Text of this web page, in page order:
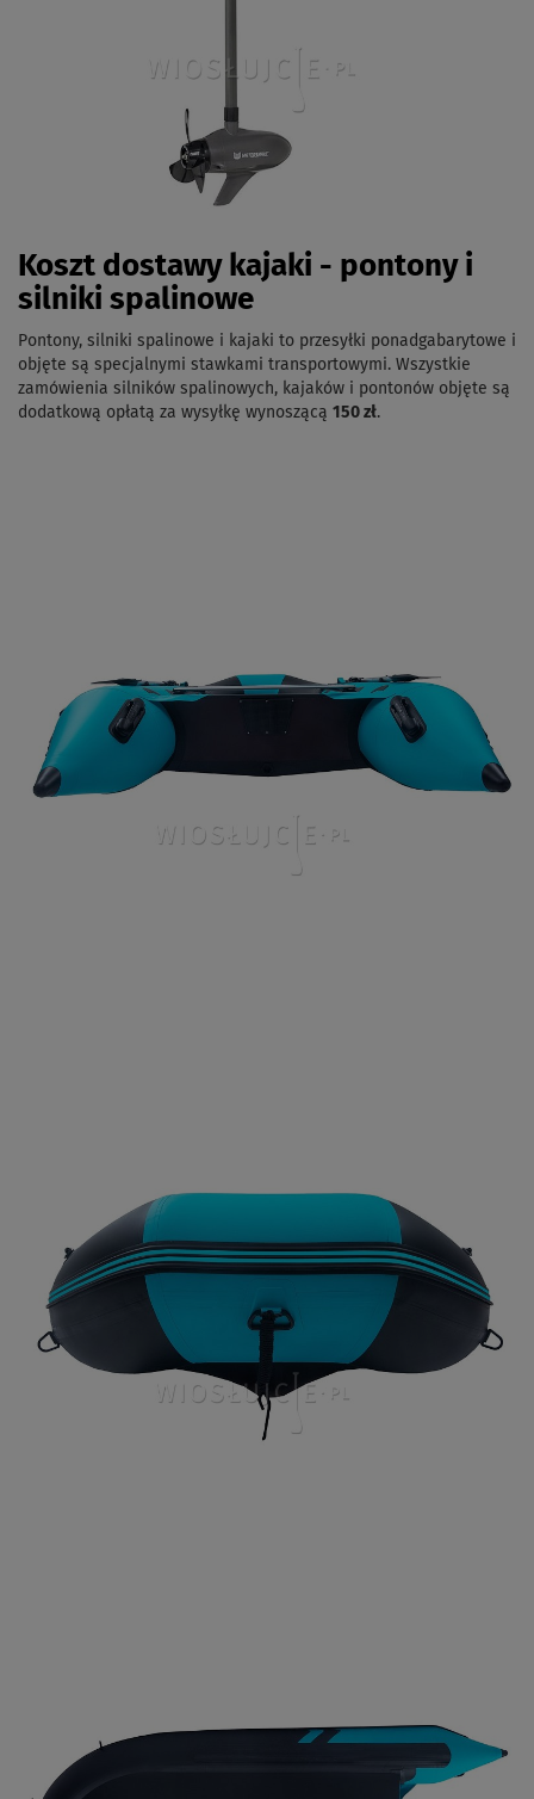
Koszt dostawy kajaki - pontony i
silniki spalinowe
Pontony, silniki spalinowe i kajaki to przesyłki ponadgabarytowe i
objęte są specjalnymi stawkami transportowymi. Wszystkie
zamówienia silników spalinowych, kajaków i pontonów objęte są
dodatkową opłatą za wysyłkę wynoszącą 150 zł.